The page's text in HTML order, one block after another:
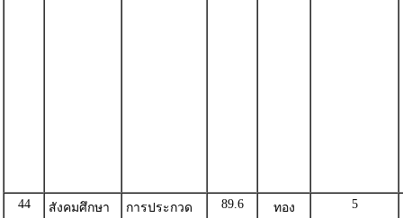
44
สังคมศึกษา
การประกวด
89.6 ทอง 5